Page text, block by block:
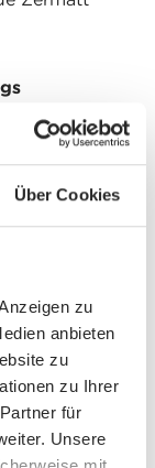
Über Cookies
zu
anbieten
zu
zu Ihrer
für
Unsere
Coupe du
Zermatt et
effectué
sur la Gran
prêt pour
Speed